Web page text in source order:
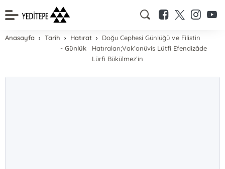
Anasayfa Tarih
Hatırat
- Günlük
Doğu Cephesi Günlüğü ve Filistin
Hatıraları;Vak’anüvis Lütfi Efendizâde
Lürfi Bükülmez’in